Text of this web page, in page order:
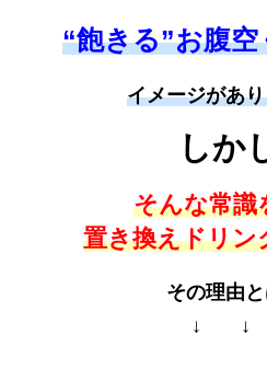
“飽きる”お腹
イメージがあ
しか
そんな常識
置き換えドリン
その理由
↓ ↓